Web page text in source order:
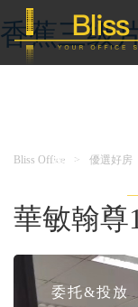
香蕉三级
首 頁
委托&投放
Bliss Office > 優選好房
華敏翰尊